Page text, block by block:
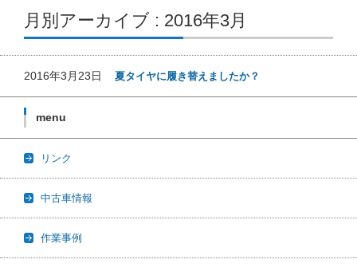
月別アーカイブ : 2016年3月
2016年3月23日 夏タイヤに履き替えましたか？
menu
リンク
中古車情報
作業事例